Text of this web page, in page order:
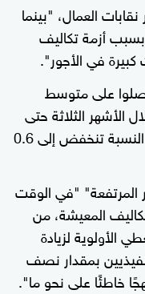
العمال، "بينما
بسبب أزمة تكاليف
كبيرة في الأجور".
على متوسط
7.8 بالمئة خلال الأشهر الثلاثة حتى
يونيو مقارنة بالعام السابق، لكنّ هذه النسبة تنخفض إلى 0.6
المرتفعة" "في الوقت
المعيشة، من
الأولوية لزيادة
بمقدار نصف
خاطئًا على نحو ما".